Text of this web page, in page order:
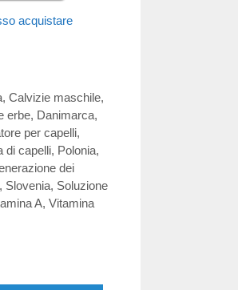
acquistare
, Calvizie maschile,
erbe, Danimarca,
per capelli,
di capelli, Polonia,
dei
, Slovenia, Soluzione
A, Vitamina